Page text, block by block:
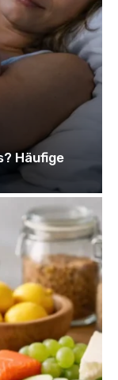
Häufige